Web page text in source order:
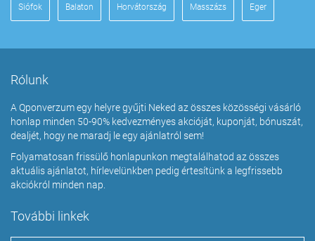
Siófok Balaton Horvátország Masszázs Eger
Rólunk
A Qponverzum egy helyre gyűjti Neked az összes közösségi vásárló
honlap minden 50-90% kedvezményes akcióját, kuponját, bónuszát,
dealjét, hogy ne maradj le egy ajánlatról sem!
Folyamatosan frissülő honlapunkon megtalálhatod az összes
aktuális ajánlatot, hírlevelünkben pedig értesítünk a legfrissebb
akciókról minden nap.
További linkek